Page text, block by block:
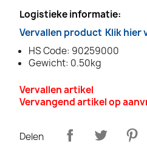
Logistieke informatie:
Vervallen product Klik hier
HS Code: 90259000
Gewicht: 0.50kg
Vervallen artikel
Vervangend artikel op
Delen